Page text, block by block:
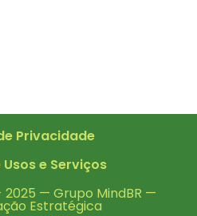
Privacidade
e Serviços
2025 — Grupo MindBR —
Estratégica